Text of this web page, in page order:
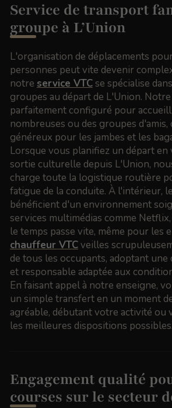
Service de transport
groupe à L’Union
L'organisation de déplacements
personnes peut vite devenir
notre service VTCse spécialise
groupes au départ de L'Union.
parfaitement configuré pour
nombreuses ou des groupes
généreux pour les jambes et les
Lorsque vous planifiez un départ en
sortie culturelle depuis L'Union,
charge toute la logistique routière
fatigue de la conduite. À l'intérieur,
bénéficient d'un environnement
services multimédias comme
le temps passe vite, même pour les
chauffeur VTCveilles
de tous les occupants, adoptant
et responsable adaptée aux
En faisant appel à notre enseigne,
un simple transfert en un moment
agréable, débutant votre activité ou
les meilleures dispositions possibles.
Engagement qualité
courses sur le secteur